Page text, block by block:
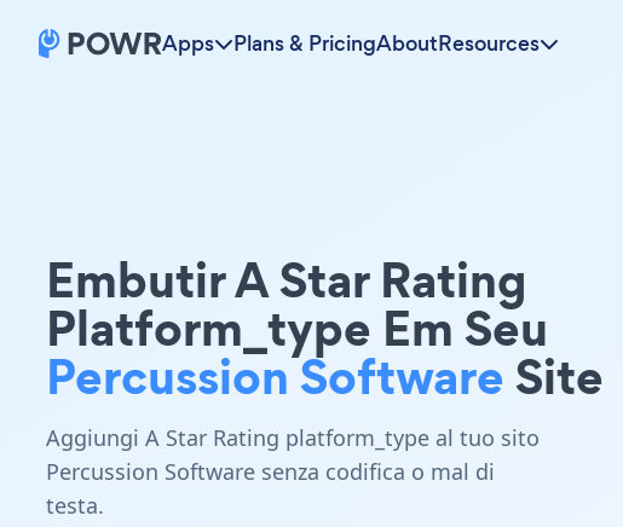
Apps Plans & PricingAboutResources
Embutir A Star Rating
Platform_type Em Seu
Percussion SoftwareSite
Aggiungi A Star Rating platform_type al tuo sito
Percussion Software senza codifica o mal di
testa.